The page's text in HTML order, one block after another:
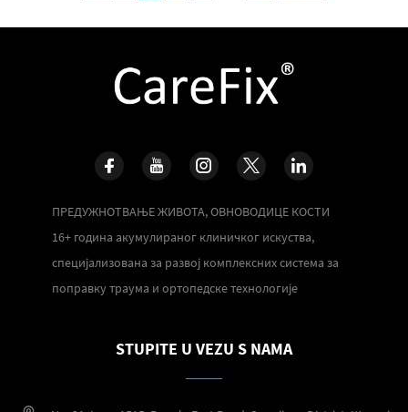
ПРЕДУЖНОТВАЊЕ ЖИВОТА, ОВНОВОДИЦЕ КОСТИ
16+ година акумулираног клиничког искуства,
специјализована за развој комплексних система за
поправку траума и ортопедске технологије
STUPITE U VEZU S NAMA